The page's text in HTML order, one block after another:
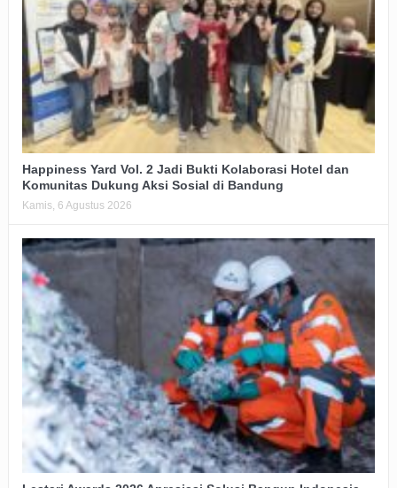
Happiness Yard Vol. 2 Jadi Bukti Kolaborasi Hotel dan
Komunitas Dukung Aksi Sosial di Bandung
Kamis, 6 Agustus 2026